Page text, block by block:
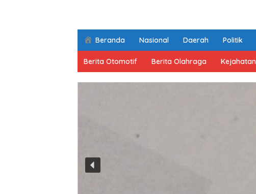
Beranda Nasional Daerah Politik
Berita Otomotif Berita Olahraga Kejahatan